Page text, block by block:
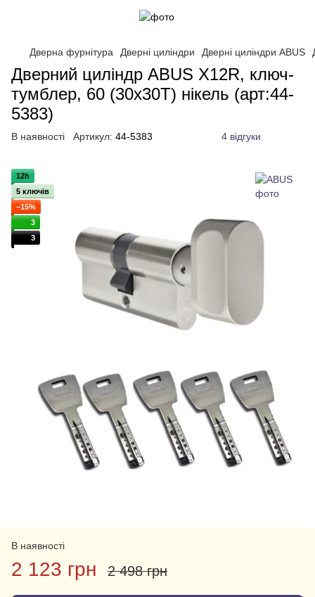
Дверна фурнітура Дверні циліндри Дверні циліндри ABUS
Дверний циліндр ABUS X12R, ключ-
тумблер, 60 (30х30T) нікель (арт:44-
5383)
В наявності Артикул: 44-5383 4 відгуки
12h
5 ключів
−15%
3
3
В наявності
2 123 грн 2 498 грн